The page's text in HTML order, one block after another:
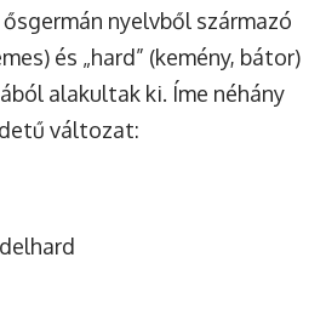
nyelvből származó
és „hard” (kemény, bátor)
alakultak ki. Íme néhány
változat: